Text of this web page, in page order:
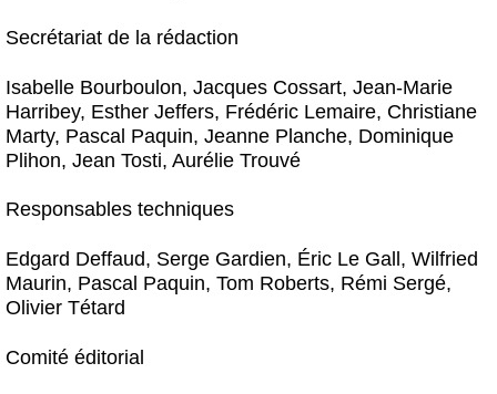
Secrétariat de la rédaction
Isabelle Bourboulon, Jacques Cossart, Jean-Marie
Harribey, Esther Jeffers, Frédéric Lemaire, Christiane
Marty, Pascal Paquin, Jeanne Planche, Dominique
Plihon, Jean Tosti, Aurélie Trouvé
Responsables techniques
Edgard Deffaud, Serge Gardien, Éric Le Gall, Wilfried
Maurin, Pascal Paquin, Tom Roberts, Rémi Sergé,
Olivier Tétard
Comité éditorial